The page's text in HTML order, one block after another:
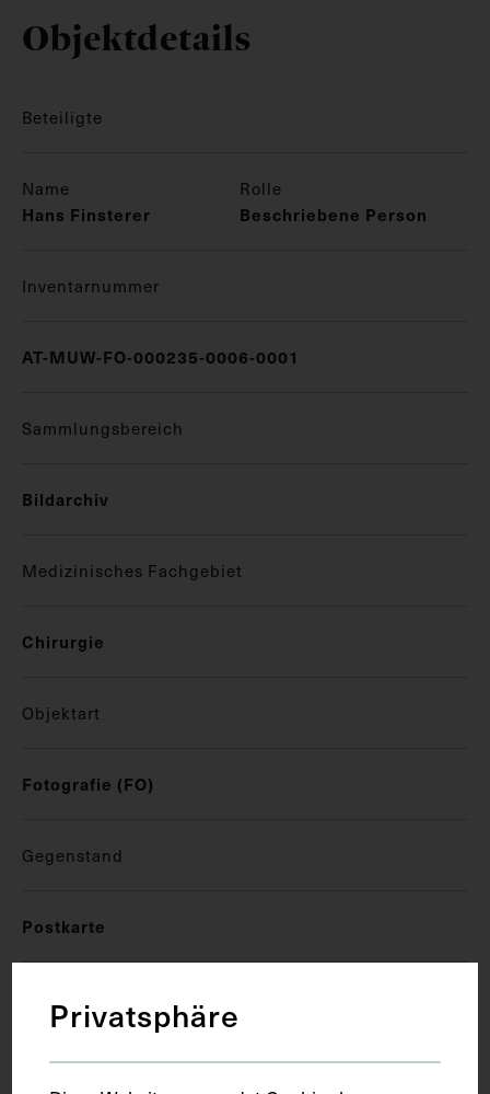
Objektdetails
Beteiligte
Name Rolle
Hans Finsterer Beschriebene Person
Inventarnummer
AT-MUW-FO-000235-0006-0001
Sammlungsbereich
Bildarchiv
Medizinisches Fachgebiet
Chirurgie
Objektart
Fotografie (FO)
Gegenstand
Postkarte
1966
Privatsphäre